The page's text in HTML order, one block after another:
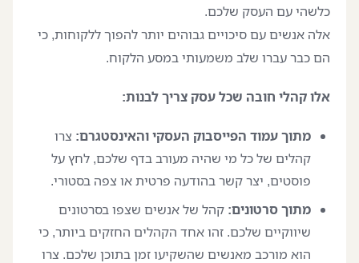
כלשהי עם העסק שלכם.
אלה אנשים עם סיכויים גבוהים יותר להפוך ללקוחות, כי
הם כבר עברו שלב משמעותי במסע הלקוח.
אלו קהלי חובה שכל עסק צריך לבנות:
מתוך עמוד הפייסבוק העסקי והאינסטגרם: צרו
קהלים של כל מי שהיה מעורב בדף שלכם, לחץ על
פוסטים, יצר קשר בהודעה פרטית או צפה בסטורי.
מתוך סרטונים: קהל של אנשים שצפו בסרטונים
שיווקיים שלכם. זהו אחד הקהלים החזקים ביותר, כי
הוא מורכב מאנשים שהשקיעו זמן בתוכן שלכם. צרו